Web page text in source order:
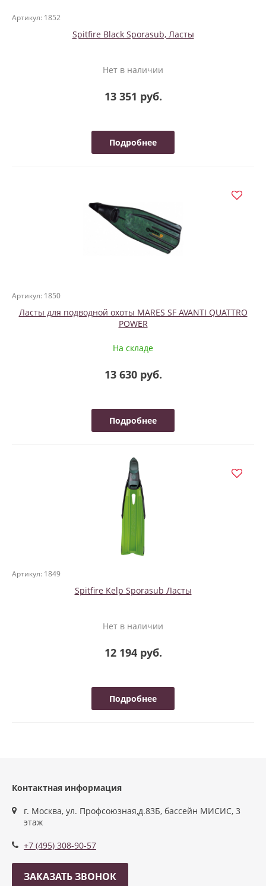
Артикул: 1852
Spitfire Black Sporasub, Ласты
Нет в наличии
13 351 руб.
Подробнее
Артикул: 1850
Ласты для подводной охоты MARES SF AVANTI QUATTRO
POWER
На складе
13 630 руб.
Подробнее
Артикул: 1849
Spitfire Kelp Sporasub Ласты
Нет в наличии
12 194 руб.
Подробнее
Контактная информация
г. Москва, ул. Профсоюзная,д.83Б, бассейн МИСИС, 3
этаж
+7 (495) 308-90-57
ЗАКАЗАТЬ ЗВОНОК